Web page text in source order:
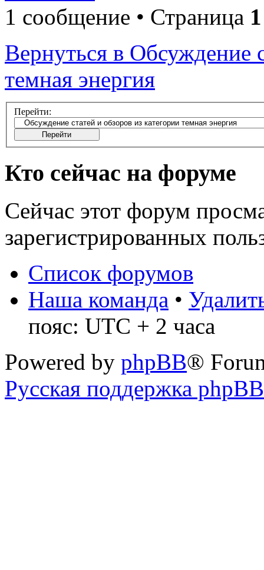
1 сообщение • Страница 1
Вернуться в Обсуждение
темная энергия
Перейти:
Кто сейчас на форуме
Сейчас этот форум
зарегистрированных
Список форумов
Наша команда •
пояс: UTC + 2 часа
Powered by phpBB®
Русская поддержка phpBB